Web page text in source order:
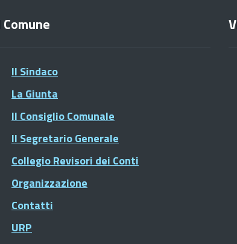
Comune
Il Sindaco
La Giunta
Il Consiglio Comunale
Il Segretario Generale
Collegio Revisori dei Conti
Organizzazione
Contatti
URP